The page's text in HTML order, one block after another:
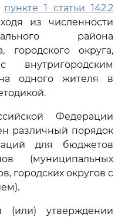
пункте 1 статьи 142.2
из численности
района
городского округа,
внутригородским
одного жителя в
Федерации
различный порядок
для бюджетов
(муниципальных
городских округов с
утверждении